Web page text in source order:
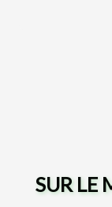
SUR LE